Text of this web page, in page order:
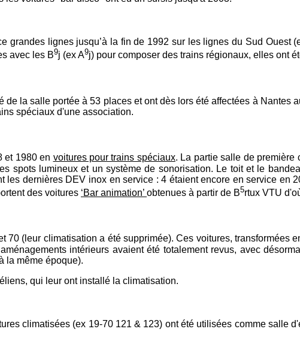
grandes lignes jusqu’à la fin de 1992 sur les lignes du Sud Ouest
avec les B9j (ex A9j) pour composer des trains régionaux, elles ont
de la salle portée à 53 places et ont dès lors été affectées à Nantes
spéciaux d'une association.
et 1980 en voitures pour trains spéciaux. La partie salle de première
spots lumineux et un système de sonorisation. Le toit et le
dernières DEV inox en service : 4 étaient encore en service en
des voitures ‘Bar animation’ obtenues à partir de B5rtux VTU
70 (leur climatisation a été supprimée). Ces voitures, transformées
intérieurs avaient été totalement revus, avec
la même époque).
qui leur ont installé la climatisation.
climatisées (ex 19-70 121 & 123) ont été utilisées comme salle